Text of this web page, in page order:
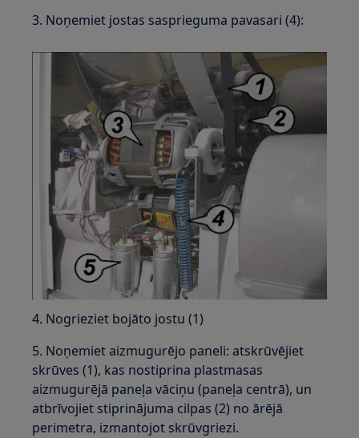
3. Noņemiet jostas sasprieguma pavasari (4):
4. Nogrieziet bojāto jostu (1)
5. Noņemiet aizmugurējo paneli: atskrūvējiet
skrūves (1), kas nostiprina plastmasas
aizmugurējā paneļa vāciņu (paneļa centrā), un
atbrīvojiet stiprinājuma cilpas (2) no ārējā
perimetra, izmantojot skrūvgriezi.